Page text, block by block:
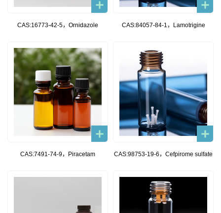
CAS:16773-42-5，Ornidazole CAS:84057-84-1，Lamotrigine
CAS:7491-74-9，Piracetam CAS:98753-19-6，Cefpirome sulfate